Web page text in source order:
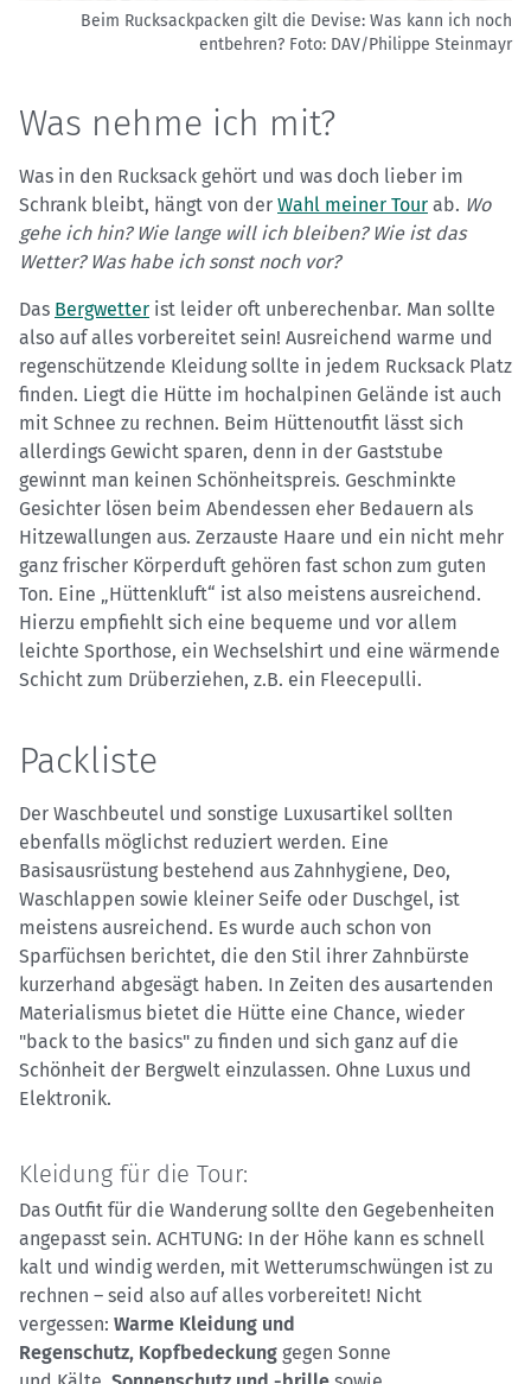
Beim Rucksackpacken gilt die Devise: Was kann ich noch
entbehren? Foto: DAV/Philippe Steinmayr
Was nehme ich mit?
Was in den Rucksack gehört und was doch lieber im
Schrank bleibt, hängt von der Wahl meiner Tour ab. Wo
gehe ich hin? Wie lange will ich bleiben? Wie ist das
Wetter? Was habe ich sonst noch vor?
Das Bergwetter ist leider oft unberechenbar. Man sollte
also auf alles vorbereitet sein! Ausreichend warme und
regenschützende Kleidung sollte in jedem Rucksack Platz
finden. Liegt die Hütte im hochalpinen Gelände ist auch
mit Schnee zu rechnen. Beim Hüttenoutfit lässt sich
allerdings Gewicht sparen, denn in der Gaststube
gewinnt man keinen Schönheitspreis. Geschminkte
Gesichter lösen beim Abendessen eher Bedauern als
Hitzewallungen aus. Zerzauste Haare und ein nicht mehr
ganz frischer Körperduft gehören fast schon zum guten
Ton. Eine „Hüttenkluft“ ist also meistens ausreichend.
Hierzu empfiehlt sich eine bequeme und vor allem
leichte Sporthose, ein Wechselshirt und eine wärmende
Schicht zum Drüberziehen, z.B. ein Fleecepulli.
Packliste
Der Waschbeutel und sonstige Luxusartikel sollten
ebenfalls möglichst reduziert werden. Eine
Basisausrüstung bestehend aus Zahnhygiene, Deo,
Waschlappen sowie kleiner Seife oder Duschgel, ist
meistens ausreichend. Es wurde auch schon von
Sparfüchsen berichtet, die den Stil ihrer Zahnbürste
kurzerhand abgesägt haben. In Zeiten des ausartenden
Materialismus bietet die Hütte eine Chance, wieder
"back to the basics" zu finden und sich ganz auf die
Schönheit der Bergwelt einzulassen. Ohne Luxus und
Elektronik.
Kleidung für die Tour:
Das Outfit für die Wanderung sollte den Gegebenheiten
angepasst sein. ACHTUNG: In der Höhe kann es schnell
kalt und windig werden, mit Wetterumschwüngen ist zu
rechnen – seid also auf alles vorbereitet! Nicht
vergessen: Warme Kleidung und
Regenschutz, Kopfbedeckung gegen Sonne